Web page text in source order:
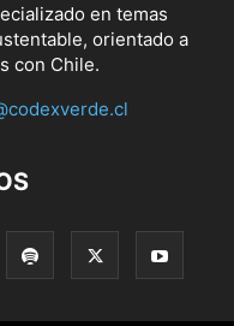
en temas
orientado a
con Chile.